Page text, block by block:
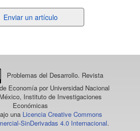
Enviar un artículo
Problemas del Desarrollo. Revista
Economía por Universidad Nacional
Instituto de Investigaciones
Económicas
una Licencia Creative Commons
SinDerivadas 4.0 Internacional.